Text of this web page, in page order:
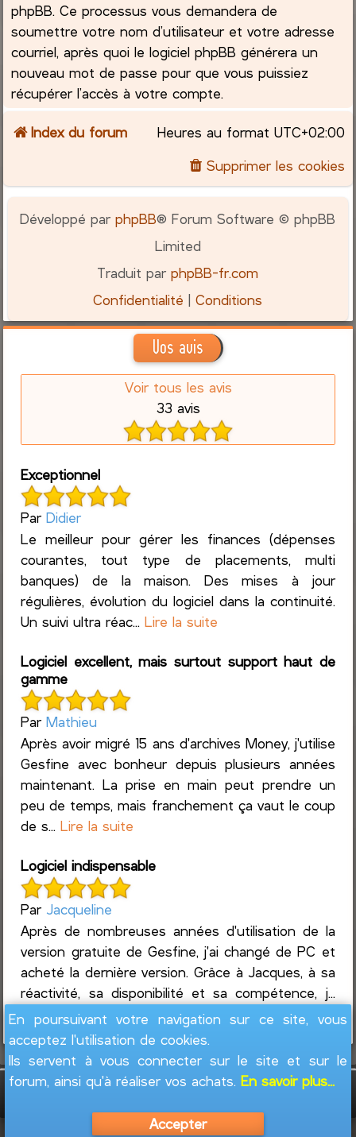
phpBB. Ce processus vous demandera de
soumettre votre nom d’utilisateur et votre adresse
courriel, après quoi le logiciel phpBB générera un
nouveau mot de passe pour que vous puissiez
récupérer l’accès à votre compte.
Index du forum Heures au format UTC+02:00
Supprimer les cookies
Développé parphpBB® Forum Software © phpBB
Limited
Traduit parphpBB-fr.com
Confidentialité |Conditions
Vos avis
Voir tous les avis
33 avis
Exceptionnel
ParDidier
Le meilleur pour gérer les finances (dépenses
courantes, tout type de placements, multi
banques) de la maison. Des mises à jour
régulières, évolution du logiciel dans la continuité.
Un suivi ultra réac...Lire la suite
Logiciel excellent, mais surtout support haut de
gamme
ParMathieu
Après avoir migré 15 ans d'archives Money, j'utilise
Gesfine avec bonheur depuis plusieurs années
maintenant. La prise en main peut prendre un
peu de temps, mais franchement ça vaut le coup
de s...Lire la suite
Logiciel indispensable
Par Jacqueline
Après de nombreuses années d'utilisation de la
version gratuite de Gesfine, j'ai changé de PC et
acheté la dernière version. Grâce à Jacques, à sa
réactivité, sa disponibilité et sa compétence, j...
Lire la suite
En poursuivant votre navigation sur ce site, vous
acceptez l'utilisation de cookies.
Ils servent à vous connecter sur le site et sur le
forum, ainsi qu'à réaliser vos achats.En savoir plus...
Accepter
GesFine - Copyright © 2008 - 2026Jacques